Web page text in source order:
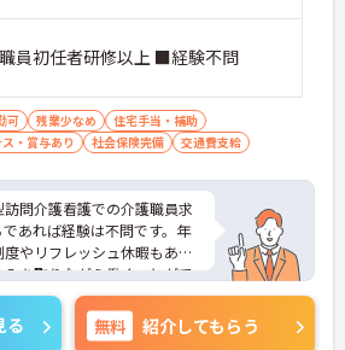
員初任者研修以上 ■経験不問
可 残業少なめ
住宅手当・補助
・賞与あり 社会保険完備 交通費支給
問介護看護での介護職員求
あれば経験は不問です。年
やリフレッシュ休暇もある
を取りながら働くことがで
には、面接対策ポイント
しますのでお気軽にご相談
る 無料 紹介してもらう